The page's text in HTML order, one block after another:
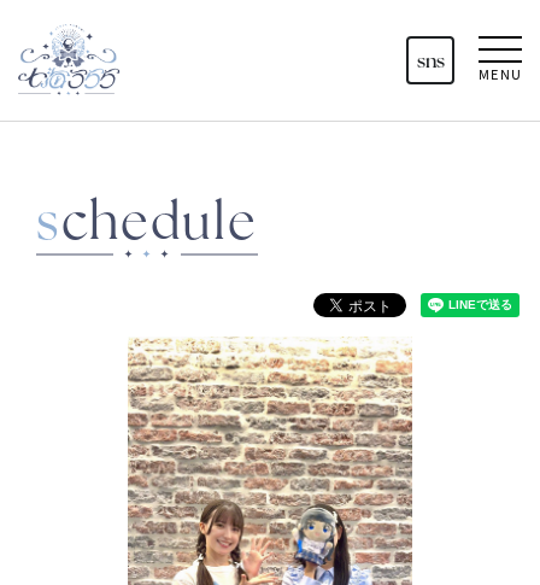
sns
MENU
schedule